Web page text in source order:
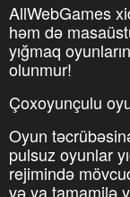
AllWebGames
həm də
yığmaq
olunmur!
Çoxoyunçulu
Oyun
pulsuz oyunlar
rejimində
və ya tamamilə